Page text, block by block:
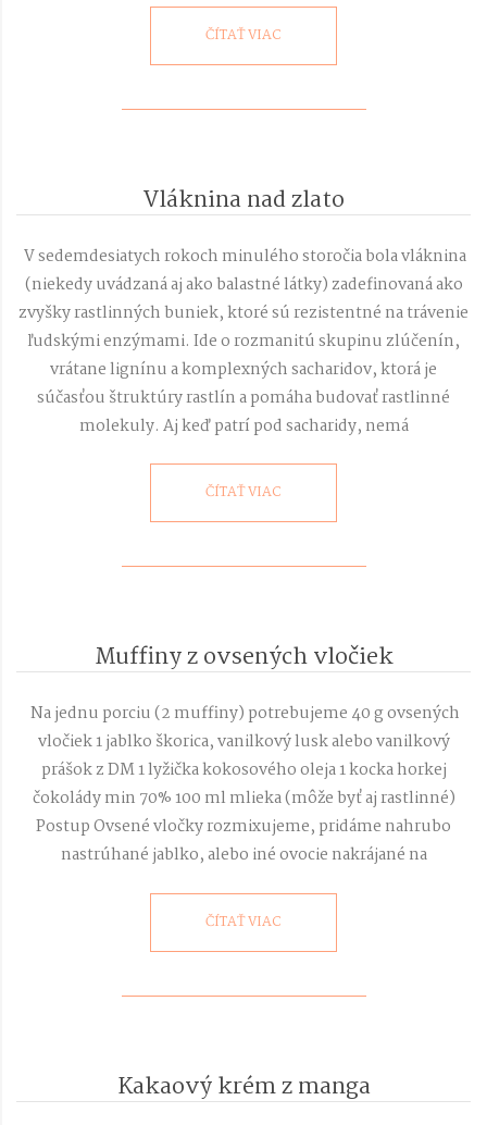
ČÍTAŤ VIAC
Vláknina nad zlato
03-
26
V sedemdesiatych rokoch minulého storočia bola vláknina
(niekedy uvádzaná aj ako balastné látky) zadefinovaná ako
zvyšky rastlinných buniek, ktoré sú rezistentné na trávenie
ľudskými enzýmami. Ide o rozmanitú skupinu zlúčenín,
vrátane lignínu a komplexných sacharidov, ktorá je
súčasťou štruktúry rastlín a pomáha budovať rastlinné
molekuly. Aj keď patrí pod sacharidy, nemá
ČÍTAŤ VIAC
Muffiny z ovsených vločiek
02-
Na jednu porciu (2 muffiny) potrebujeme 40 g ovsených
vločiek 1 jablko škorica, vanilkový lusk alebo vanilkový
prášok z DM 1 lyžička kokosového oleja 1 kocka horkej
čokolády min 70% 100 ml mlieka (môže byť aj rastlinné)
Postup Ovsené vločky rozmixujeme, pridáme nahrubo
nastrúhané jablko, alebo iné ovocie nakrájané na
ČÍTAŤ VIAC
Kakaový krém z manga